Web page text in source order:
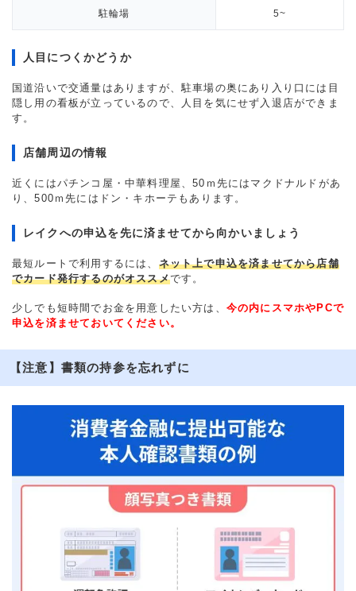
駐輪場 5~
人目につくかどうか
国道沿いで交通量はありますが、駐車場の奥にあり入り口には目
隠し用の看板が立っているので、人目を気にせず入退店ができま
す。
店舗周辺の情報
近くにはパチンコ屋・中華料理屋、50ｍ先にはマクドナルドがあ
り、500ｍ先にはドン・キホーテもあります。
レイクへの申込を先に済ませてから向かいましょう
最短ルートで利用するには、 ネット上で申込を済ませてから店舗
でカード発行するのがオススメです。
少しでも短時間でお金を用意したい方は、 今の内にスマホやPCで
申込を済ませておいてください。
【注意】書類の持参を忘れずに